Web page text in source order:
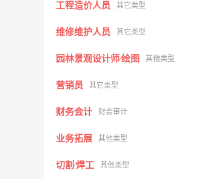
工程造价人员 其它类型
维修维护人员 其它类型
园林景观设计师∕绘图 其他类型
营销员 其它类型
财务会计 财会审计
业务拓展 其他类型
切割∕焊工 其他类型